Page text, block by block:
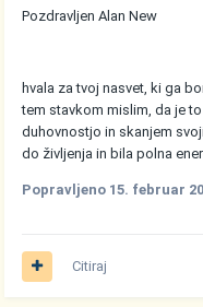
Pozdravljen Alan New
hvala za tvoj nasvet, ki ga
tem stavkom mislim, da je
duhovnostjo in skanjem
do življenja in bila polna
Popravljeno 15. februar
Citiraj